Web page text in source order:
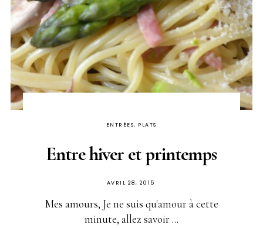
ENTRÉES, PLATS
Entre hiver et printemps
PUBLIÉ
AVRIL 28, 2015
Mes amours, Je ne suis qu'amour à cette
minute, allez savoir ...